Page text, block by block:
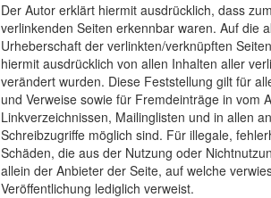
Der Autor erklärt hiermit ausdrücklich, dass
verlinkenden Seiten erkennbar waren. Auf die
Urheberschaft der verlinkten/verknüpften
hiermit ausdrücklich von allen Inhalten aller
verändert wurden. Diese Feststellung gilt für
und Verweise sowie für Fremdeinträge in vom
Linkverzeichnissen, Mailinglisten und in allen
Schreibzugriffe möglich sind. Für illegale,
Schäden, die aus der Nutzung oder
allein der Anbieter der Seite, auf welche
Veröffentlichung lediglich verweist.